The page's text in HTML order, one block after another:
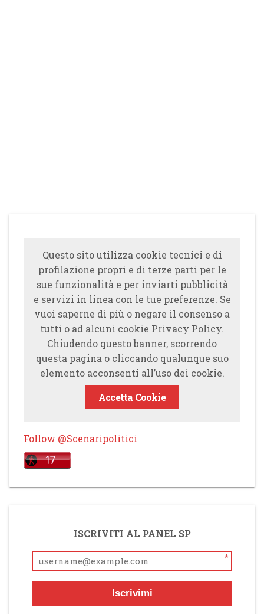
Questo sito utilizza cookie tecnici e di
profilazione propri e di terze parti per le
sue funzionalità e per inviarti pubblicità
e servizi in linea con le tue preferenze. Se
vuoi saperne di più o negare il consenso a
tutti o ad alcuni cookie Privacy Policy.
Chiudendo questo banner, scorrendo
questa pagina o cliccando qualunque suo
elemento acconsenti all’uso dei cookie.
Accetta Cookie
Follow @Scenaripolitici
ISCRIVITI AL PANEL SP
*
Iscrivimi